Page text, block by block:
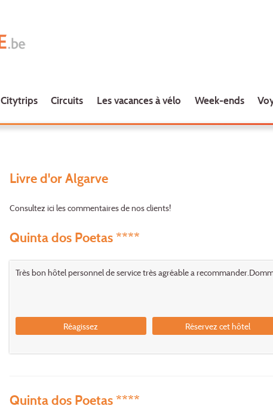
Citytrips Circuits Les vacances à vélo Week-ends
Livre d'or Algarve
Consultez ici les commentaires de nos clients!
Quinta dos Poetas ****
Très bon hôtel personnel de service très agréable a
Réagissez Réservez cet hôtel
Quinta dos Poetas ****